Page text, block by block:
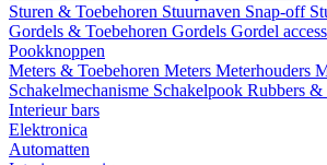
Sturen & Toebehoren Stuurnaven Snap-off
Gordels & Toebehoren Gordels Gordel
Pookknoppen
Meters & Toebehoren Meters Meterhouders
Schakelmechanisme Schakelpook Rubbers &
Interieur bars
Elektronica
Automatten